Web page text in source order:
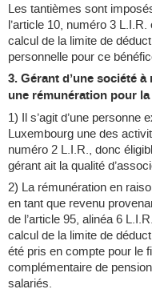
Les tantièmes sont
l’article 10, numéro 3
calcul de la limite de
personnelle pour ce
3. Gérant d’une société
une rémunération pour
1) Il s’agit d’une
Luxembourg une des
numéro 2 L.I.R., donc
gérant ait la qualité
2) La rémunération en
en tant que revenu
de l’article 95, alinéa 6
calcul de la limite de
été pris en compte pour le
complémentaire de
salariés.